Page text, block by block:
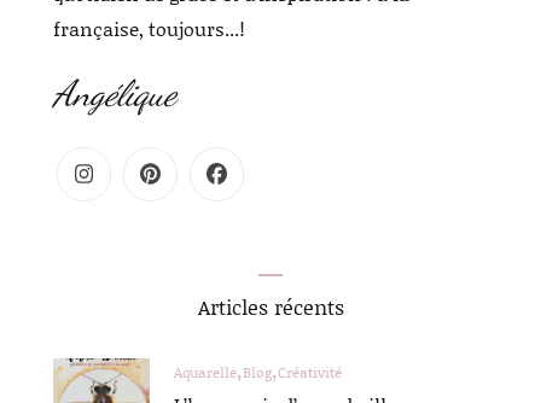
française, toujours...!
Angélique
Articles récents
Aquarelle Blog Créativité